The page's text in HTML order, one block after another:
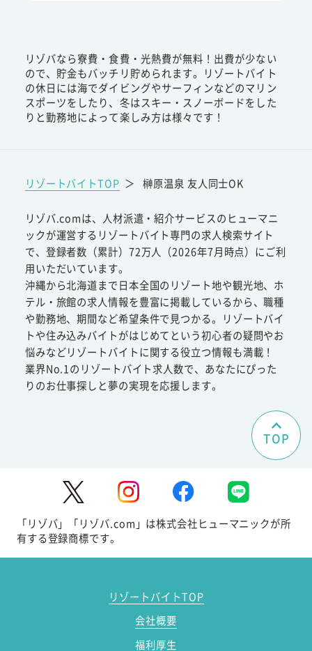
リゾバなら寮費・食費・光熱費が無料！出費が少ない
ので、貯金もバッチリ貯められます。リゾートバイト
の休日には海でダイビングやサーフィンなどのマリン
スポーツをしたり、冬はスキー・スノーボードをした
りと勤務地によって楽しみ方は様々です！
リゾートバイトTOP ＞ 榊原温泉 友人同士OK
リゾバ.comは、人材派遣・紹介サービスのヒューマニ
ックが運営するリゾートバイト専門の求人検索サイト
で、登録者数（累計）72万人（2026年7月時点）にご利
用いただいています。
沖縄から北海道まで日本全国のリゾート地や観光地、ホ
テル・旅館の求人情報を豊富に掲載しているから、職種
や勤務地、期間など希望条件で見つかる。リゾートバイ
トや住み込みバイトがはじめてという初心者の疑問やお
悩みなどリゾートバイトに関する役立つ情報も満載！
業界No.1のリゾートバイト求人数で、あなたにぴった
りのお仕事探しと夢の実現を応援します。
TOP
「リゾバ」「リゾバ.com」は株式会社ヒューマニックが所
有する登録商標です。
リゾートバイトTOP
会社概要
福利厚生